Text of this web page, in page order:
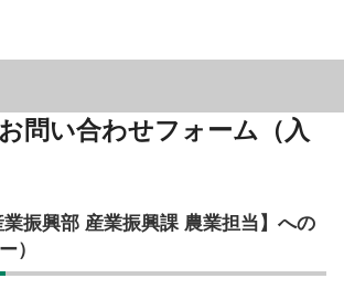
問い合わせフォーム（入
業振興部 産業振興課 農業担当】への
）